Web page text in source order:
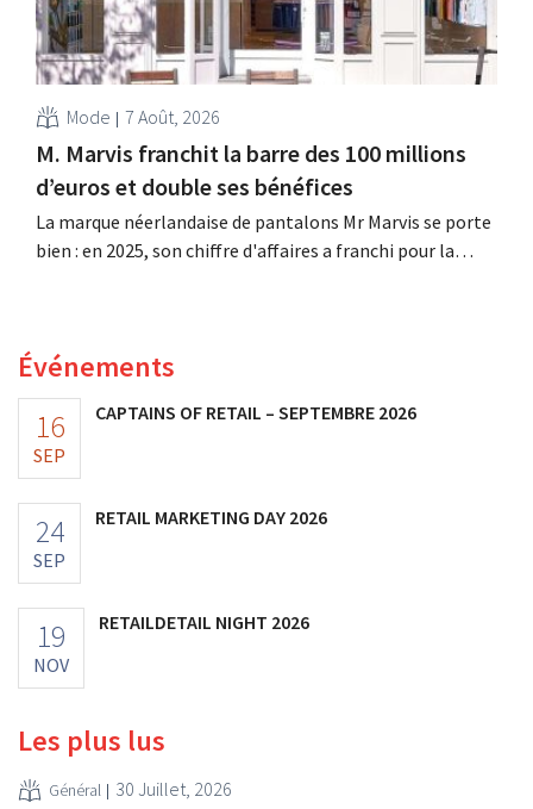
Mode 7 Août, 2026
M. Marvis franchit la barre des 100 millions
d’euros et double ses bénéfices
La marque néerlandaise de pantalons Mr Marvis se porte
bien : en 2025, son chiffre d'affaires a franchi pour la
Événements
16
SEP
CAPTAINS OF RETAIL – SEPTEMBRE 2026
24
SEP
RETAIL MARKETING DAY 2026
19
NOV
RETAILDETAIL NIGHT 2026
Les plus lus
Général 30 Juillet, 2026